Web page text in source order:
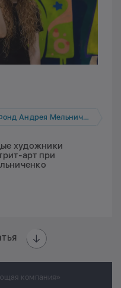
Андрея Мельниченко
художники
арт при
компания»